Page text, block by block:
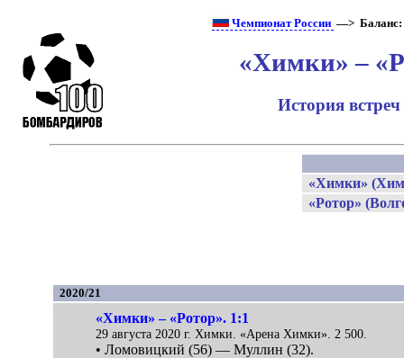
Чемпионат России —>
«Химки» –
История
«Химки»
«Ротор»
2020/21
«Химки» – «Ротор». 1:1
29 августа 2020 г. Химки. «Арена Химки». 2 500.
• Ломовицкий (56) — Муллин (32).